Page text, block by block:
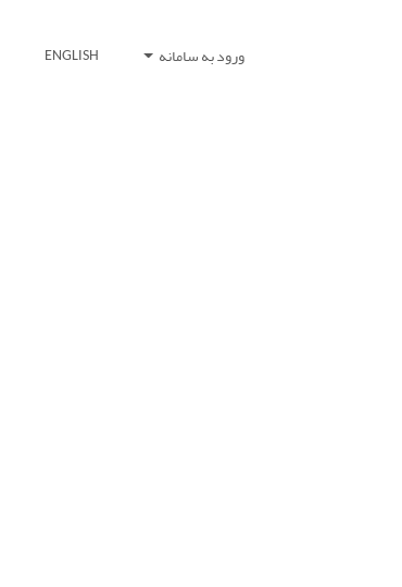
ورود به سامانه ENGLISH